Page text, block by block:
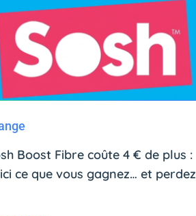
Boost Fibre coûte 4 € de plus :
ce que vous gagnez… et perdez